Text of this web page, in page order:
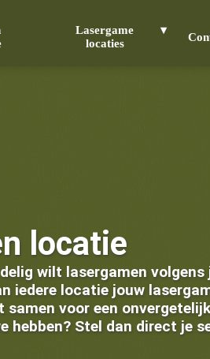
Lasergame
locaties
locatie
wilt lasergamen volgens
iedere locatie jouw
voor een
hebben? Stel dan direct je